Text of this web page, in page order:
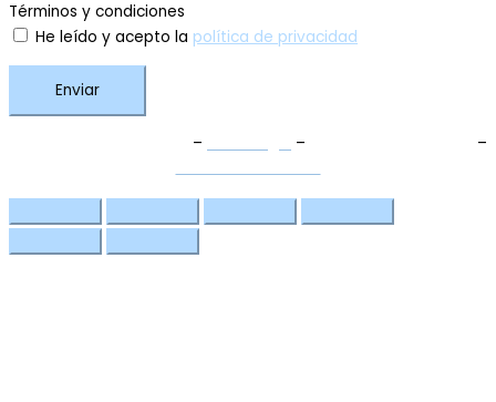
Términos y condiciones
He leído y acepto la política de privacidad
Enviar
– –
–